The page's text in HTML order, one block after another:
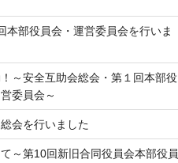
本部役員会・運営委員会を行いま
～安全互助会総会・第１回本部役
委員会～
会を行いました
～第10回新旧合同役員会本部役員